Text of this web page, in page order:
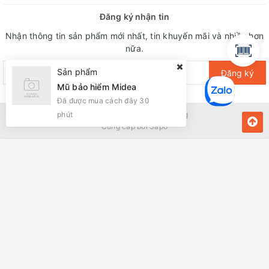
– Line in ( 3.5mm) : ngõ nhận âm thanh từ các thiết bị
– Headset: cổng cắm tai nghe
– Mic pri: ưu tiên âm thanh mic
– Indoor: chế độ dùng trong nhà
Đăng ký nhận tin
Nhận thông tin sản phẩm mới nhất, tin khuyến mãi và nhiều hơn
nữa.
Đăng ký
Bản quyền thuộc về Kiến Vàng
Cung cấp bởiSapo
Sản phẩm
Mũ bảo hiểm Midea
Đã được mua cách đây 30
phút